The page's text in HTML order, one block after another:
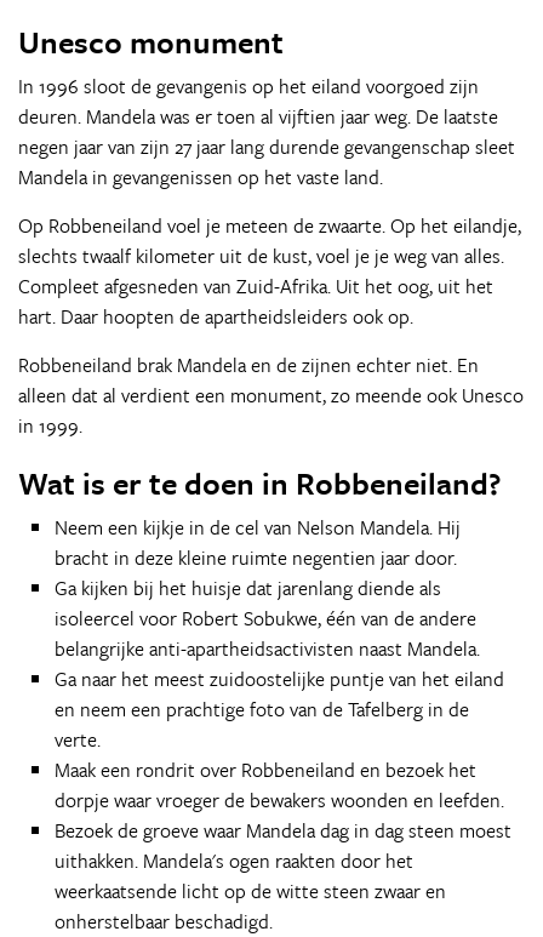
Unesco monument
In 1996 sloot de gevangenis op het eiland voorgoed zijn
deuren. Mandela was er toen al vijftien jaar weg. De laatste
negen jaar van zijn 27 jaar lang durende gevangenschap sleet
Mandela in gevangenissen op het vaste land.
Op Robbeneiland voel je meteen de zwaarte. Op het eilandje,
slechts twaalf kilometer uit de kust, voel je je weg van alles.
Compleet afgesneden van Zuid-Afrika. Uit het oog, uit het
hart. Daar hoopten de apartheidsleiders ook op.
Robbeneiland brak Mandela en de zijnen echter niet. En
alleen dat al verdient een monument, zo meende ook Unesco
in 1999.
Wat is er te doen in Robbeneiland?
Neem een kijkje in de cel van Nelson Mandela. Hij
bracht in deze kleine ruimte negentien jaar door.
Ga kijken bij het huisje dat jarenlang diende als
isoleercel voor Robert Sobukwe, één van de andere
belangrijke anti-apartheidsactivisten naast Mandela.
Ga naar het meest zuidoostelijke puntje van het eiland
en neem een prachtige foto van de Tafelberg in de
verte.
Maak een rondrit over Robbeneiland en bezoek het
dorpje waar vroeger de bewakers woonden en leefden.
Bezoek de groeve waar Mandela dag in dag steen moest
uithakken. Mandela's ogen raakten door het
weerkaatsende licht op de witte steen zwaar en
onherstelbaar beschadigd.